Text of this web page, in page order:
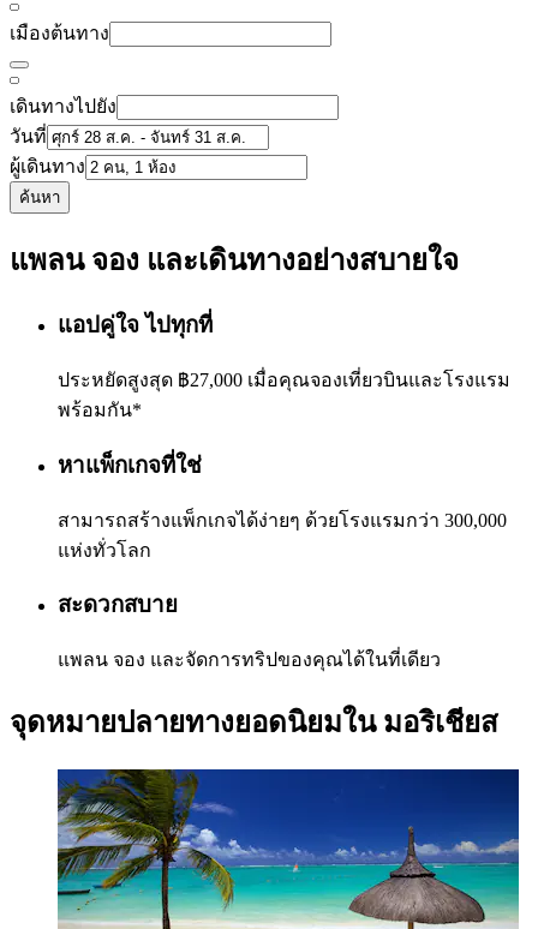
เมืองต้นทาง
เดินทางไปยัง
วันที่
ผู้เดินทาง
ค้นหา
แพลน จอง และเดินทางอย่างสบายใจ
แอปคู่ใจ ไปทุกที่
ประหยัดสูงสุด ฿27,000 เมื่อคุณจองเที่ยวบินและโรงแรม
พร้อมกัน*
หาแพ็กเกจที่ใช่
สามารถสร้างแพ็กเกจได้ง่ายๆ ด้วยโรงแรมกว่า 300,000
แห่งทั่วโลก
สะดวกสบาย
แพลน จอง และจัดการทริปของคุณได้ในที่เดียว
จุดหมายปลายทางยอดนิยมใน มอริเชียส